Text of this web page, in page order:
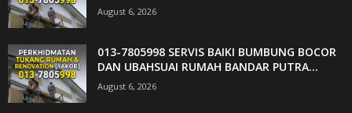
August 6, 2026
013-7805998 SERVIS BAIKI BUMBUNG BOCOR
DAN UBAHSUAI RUMAH BANDAR PUTRA...
August 6, 2026